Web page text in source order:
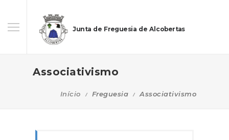
Junta de Freguesia de Alcobertas
Associativismo
Início Freguesia Associativismo